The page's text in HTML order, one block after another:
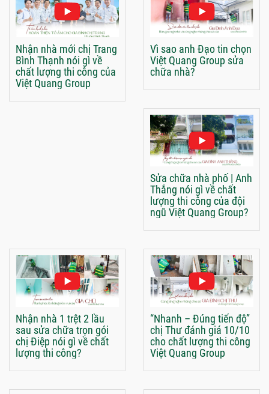
Nhận nhà mới chị Trang
Bình Thạnh nói gì về
chất lượng thi công của
Việt Quang Group
Vì sao anh Đạo tin chọn
Việt Quang Group sửa
chữa nhà?
Sửa chữa nhà phố | Anh
Thắng nói gì về chất
lượng thi công của đội
ngũ Việt Quang Group?
Nhận nhà 1 trệt 2 lầu
sau sửa chữa trọn gói
chị Điệp nói gì về chất
lượng thi công?
“Nhanh – Đúng tiến độ”
chị Thư đánh giá 10/10
cho chất lượng thi công
Việt Quang Group